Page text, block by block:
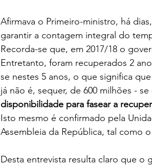
Afirmava o Primeiro-ministro, há
garantir a contagem integral do
Recorda-se que, em 2017/18 o
Entretanto, foram recuperados 2
se nestes 5 anos, o que significa
já não é, sequer, de 600 milhões -
disponibilidade para fasear a
Isto mesmo é confirmado pela
Assembleia da República, tal como
Desta entrevista resulta claro que o